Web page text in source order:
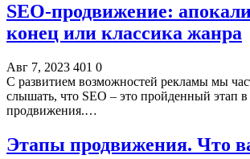
SEO-продвижение:
конец или классика жанра
Авг 7, 2023 401 0
С развитием возможностей рекламы мы
слышать, что SEO – это пройденный этап в
продвижения.…
Этапы продвижения. Что